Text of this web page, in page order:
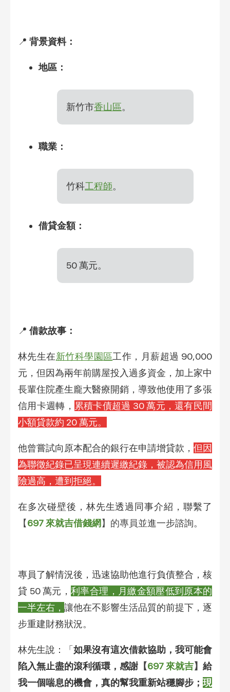
📍 背景資料：
地區：
新竹市香山區。
職業：
竹科工程師。
借貸金額：
50 萬元。
📍 借款故事：
林先生在新竹科學園區工作，月薪超過 90,000
元，但因為兩年前購屋投入過多資金，加上家中
長輩住院產生龐大醫療開銷，導致他使用了多張
信用卡週轉， 累積卡債超過 30 萬元，還有民間
小額貸款約 20 萬元。
他曾嘗試向原本配合的銀行在申請增貸款， 但因
為聯徵紀錄已呈現連續遲繳紀錄，被認為信用風
險過高，遭到拒絕。
在多次碰壁後，林先生透過同事介紹，聯繫了
【697 來就吉借錢網】的專員並進一步諮詢。
專員了解情況後，迅速協助他進行負債整合，核
貸 50 萬元，利率合理，月繳金額壓低到原本的
一半左右， 讓他在不影響生活品質的前提下，逐
步重建財務狀況。
林先生說：「如果沒有這次借款協助，我可能會
陷入無止盡的滾利循環，感謝 【697 來就吉】 給
我一個喘息的機會，真的幫我重新站穩腳步； 現